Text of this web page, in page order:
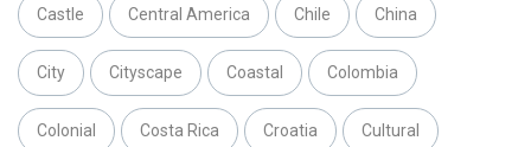
Castle Central America Chile China
City Cityscape Coastal Colombia
Colonial Costa Rica Croatia Cultural